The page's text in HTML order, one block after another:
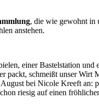
, die wie gewohnt in
anstehen.
einer Bastelstation
packt, schmeißt unser Wirt
bei Nicole Kreeft an:
riesig auf einen